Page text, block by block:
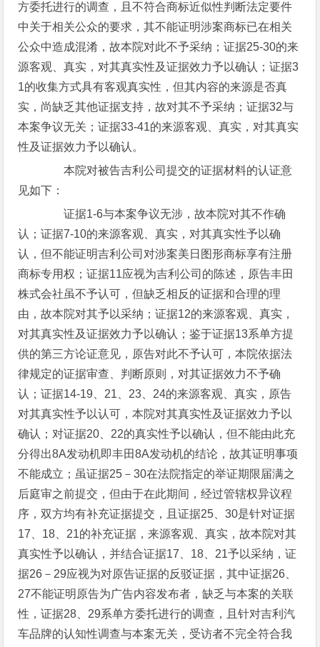
方委托进行的调查，且不符合商标近似性判断法定要件
中关于相关公众的要求，其不能证明涉案商标已在相关
公众中造成混淆，故本院对此不予采纳；证据25-30的来
源客观、真实，对其真实性及证据效力予以确认；证据3
1的收集方式具有客观真实性，但其内容的来源是否真
实，尚缺乏其他证据支持，故对其不予采纳；证据32与
本案争议无关；证据33-41的来源客观、真实，对其真实
性及证据效力予以确认。
本院对被告吉利公司提交的证据材料的认证意
见如下：
证据1-6与本案争议无涉，故本院对其不作确
认；证据7-10的来源客观、真实，对其真实性予以确
认，但不能证明吉利公司对涉案美日图形商标享有注册
商标专用权；证据11应视为吉利公司的陈述，原告丰田
株式会社虽不予认可，但缺乏相反的证据和合理的理
由，故本院对其予以采纳；证据12的来源客观、真实，
对其真实性及证据效力予以确认；鉴于证据13系单方提
供的第三方论证意见，原告对此不予认可，本院依据法
律规定的证据审查、判断原则，对其证据效力不予确
认；证据14-19、21、23、24的来源客观、真实，原告
对其真实性予以认可，本院对其真实性及证据效力予以
确认；对证据20、22的真实性予以确认，但不能由此充
分得出8A发动机即丰田8A发动机的结论，故其证明事项
不能成立；虽证据25－30在法院指定的举证期限届满之
后庭审之前提交，但由于在此期间，经过管辖权异议程
序，双方均有补充证据提交，且证据25、30是针对证据
17、18、21的补充证据，来源客观、真实，故本院对其
真实性予以确认，并结合证据17、18、21予以采纳，证
据26－29应视为对原告证据的反驳证据，其中证据26、
27不能证明原告为广告内容发布者，缺乏与本案的关联
性，证据28、29系单方委托进行的调查，且针对吉利汽
车品牌的认知性调查与本案无关，受访者不完全符合我